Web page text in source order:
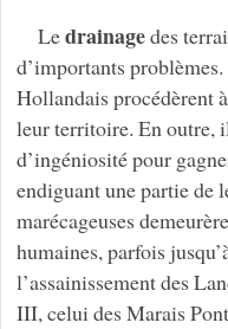
Ledrainagedes
d’importants
Hollandais procédèrent
leur territoire. En outre,
d’ingéniosité pour
endiguant une partie de
marécageuses
humaines, parfois
l’assainissement des
III, celui des Marais